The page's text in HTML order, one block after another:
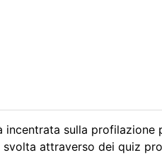
incentrata sulla
svolta attraverso dei quiz